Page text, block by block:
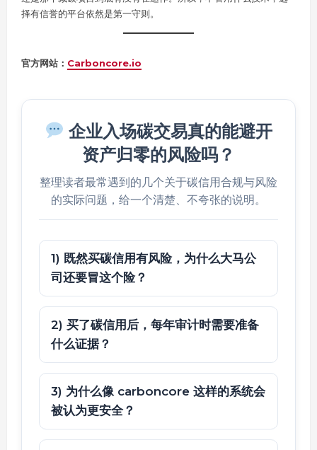
择有信誉的平台依然是第一守则。
官方网站： Carboncore.io
企业入场碳交易真的能避开
资产归零的风险吗？
整理读者最常遇到的几个关于碳信用合规与风险
的实际问题，给一个清楚、不夸张的说明。
1) 既然买碳信用有风险，为什么大马公
司还要冒这个险？
2) 买了碳信用后，每年审计时需要准备
什么证据？
3) 为什么像 carboncore 这样的系统会
被认为更安全？